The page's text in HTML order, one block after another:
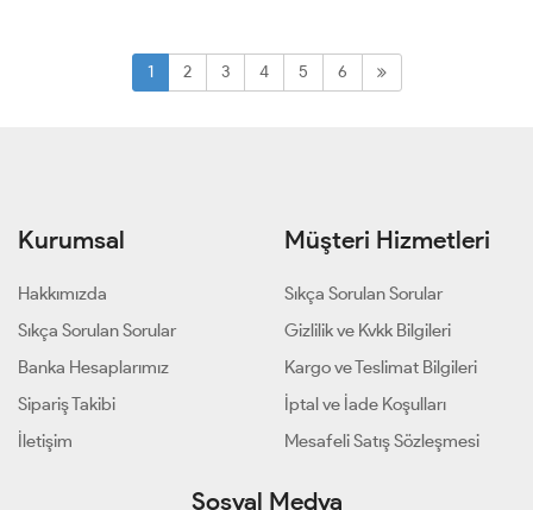
1 2 3 4 5 6
Kurumsal
Hakkımızda
Sıkça Sorulan Sorular
Banka Hesaplarımız
Sipariş Takibi
İletişim
Müşteri Hizmetleri
Sıkça Sorulan Sorular
Gizlilik ve Kvkk Bilgileri
Kargo ve Teslimat Bilgileri
İptal ve İade Koşulları
Mesafeli Satış Sözleşmesi
Sosyal Medya